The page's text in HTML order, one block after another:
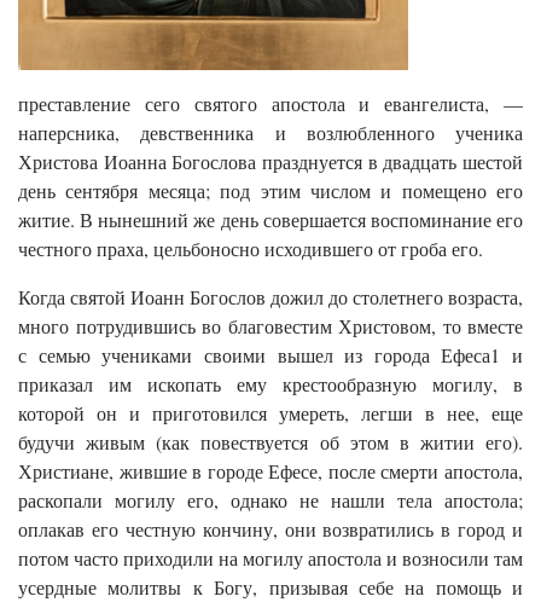
преставление сего святого апостола и евангелиста, —
наперсника, девственника и возлюбленного ученика
Христова Иоанна Богослова празднуется в двадцать шестой
день сентября месяца; под этим числом и помещено его
житие. В нынешний же день совершается воспоминание его
честного праха, цельбоносно исходившего от гроба его.
Когда святой Иоанн Богослов дожил до столетнего возраста,
много потрудившись во благовестим Христовом, то вместе
с семью учениками своими вышел из города Ефеса1 и
приказал им ископать ему крестообразную могилу, в
которой он и приготовился умереть, легши в нее, еще
будучи живым (как повествуется об этом в житии его).
Христиане, жившие в городе Ефесе, после смерти апостола,
раскопали могилу его, однако не нашли тела апостола;
оплакав его честную кончину, они возвратились в город и
потом часто приходили на могилу апостола и возносили там
усердные молитвы к Богу, призывая себе на помощь и